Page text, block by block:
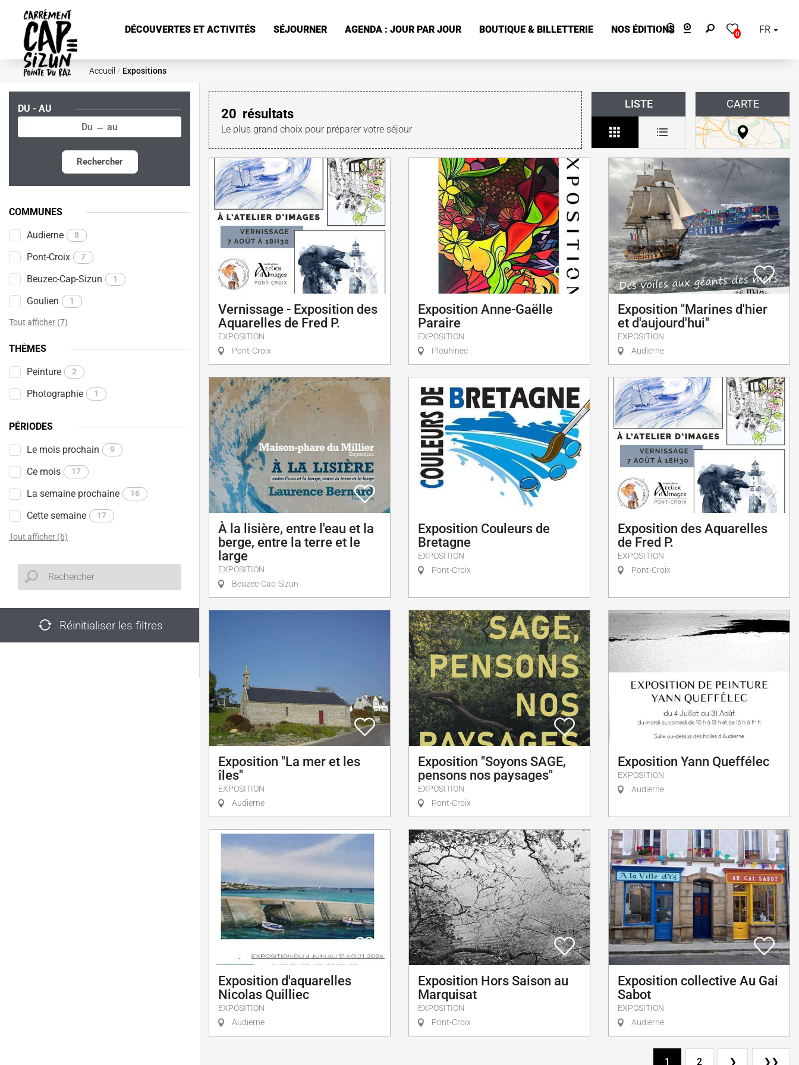
Aller au contenu principal
0 FR
DÉCOUVERTES ET ACTIVITÉS SÉJOURNER AGENDA : JOUR PAR JOUR BOUTIQUE & BILLETTERIE NOS ÉDITIONS
Accueil / Expositions
DU - AU
Rechercher
COMMUNES
Audierne 8
Pont-Croix 7
Beuzec-Cap-Sizun 1
Goulien 1
Tout afficher (7)
THÈMES
Peinture 2
Photographie 1
PÉRIODES
Le mois prochain 9
Ce mois 17
La semaine prochaine 16
Cette semaine 17
Tout afficher (6)
Réinitialiser les filtres
20 résultats
Le plus grand choix pour préparer votre séjour
LISTE CARTE
Vernissage - Exposition des
Aquarelles de Fred P.
EXPOSITION
Pont-Croix
Exposition Anne-Gaëlle
Paraire
EXPOSITION
Plouhinec
Exposition "Marines d'hier
et d'aujourd'hui"
EXPOSITION
Audierne
À la lisière, entre l'eau et la
berge, entre la terre et le
large
EXPOSITION
Beuzec-Cap-Sizun
Exposition Couleurs de
Bretagne
EXPOSITION
Pont-Croix
Exposition des Aquarelles
de Fred P.
EXPOSITION
Pont-Croix
Exposition "La mer et les
îles"
EXPOSITION
Audierne
Exposition "Soyons SAGE,
pensons nos paysages"
EXPOSITION
Pont-Croix
Exposition Yann Queffélec
EXPOSITION
Audierne
Exposition d'aquarelles
Nicolas Quilliec
EXPOSITION
Audierne
Exposition Hors Saison au
Marquisat
EXPOSITION
Pont-Croix
Exposition collective Au Gai
Sabot
EXPOSITION
Audierne
1 2 ❯ ❯❯